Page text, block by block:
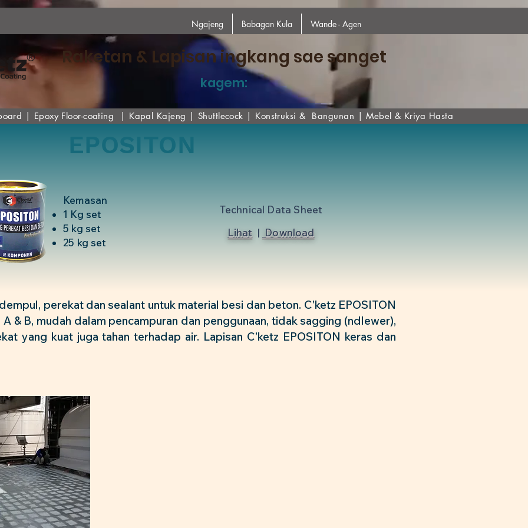
Ngajeng Babagan Kula Wande - Agen
Raketan & Lapisan ingkang sae sanget
kagem:
| Epoxy Floor-coating | Kapal Kajeng | Shuttlecock | Konstruksi & Bangunan |Mebel & Kriya Hasta
EPOSITON
Kemasan
1 Kg set
5 kg set
25 kg set
Technical Data Sheet
Lihat | Download
perekat dan sealant untuk material besi dan beton. C'ketz EPOSITON
& B, mudah dalam pencampuran dan penggunaan, tidak sagging (ndlewer),
yang kuat juga tahan terhadap air. Lapisan C'ketz EPOSITON keras dan